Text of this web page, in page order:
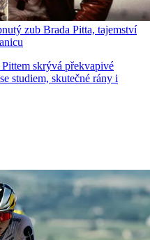
zub Brada Pitta, tajemství
skrývá překvapivé
studiem, skutečné rány i